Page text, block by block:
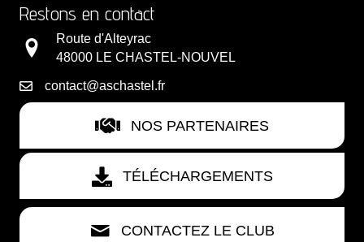
Restons en contact
Route d'Alteyrac
48000 LE CHASTEL-NOUVEL
contact@aschastel.fr
NOS PARTENAIRES
TÉLÉCHARGEMENTS
CONTACTEZ LE CLUB